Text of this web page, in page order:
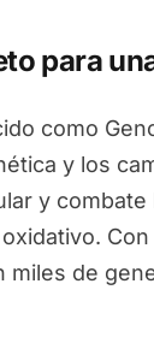
para
como
y los
y
miles de